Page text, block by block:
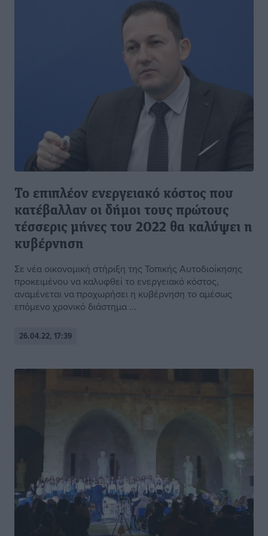
Το επιπλέον ενεργειακό κόστος που
κατέβαλλαν οι δήμοι τους πρώτους
τέσσερις μήνες του 2022 θα καλύψει η
κυβέρνηση
Σε νέα οικονομική στήριξη της Τοπικής Αυτοδιοίκησης
προκειμένου να καλυφθεί το ενεργειακό κόστος,
αναμένεται να προχωρήσει η κυβέρνηση το αμέσως
επόμενο χρονικό διάστημα ...
26.04.22, 17:39